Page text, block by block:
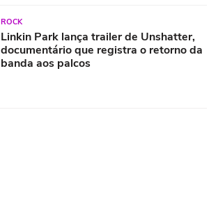
ROCK
Linkin Park lança trailer de Unshatter,
documentário que registra o retorno da
banda aos palcos